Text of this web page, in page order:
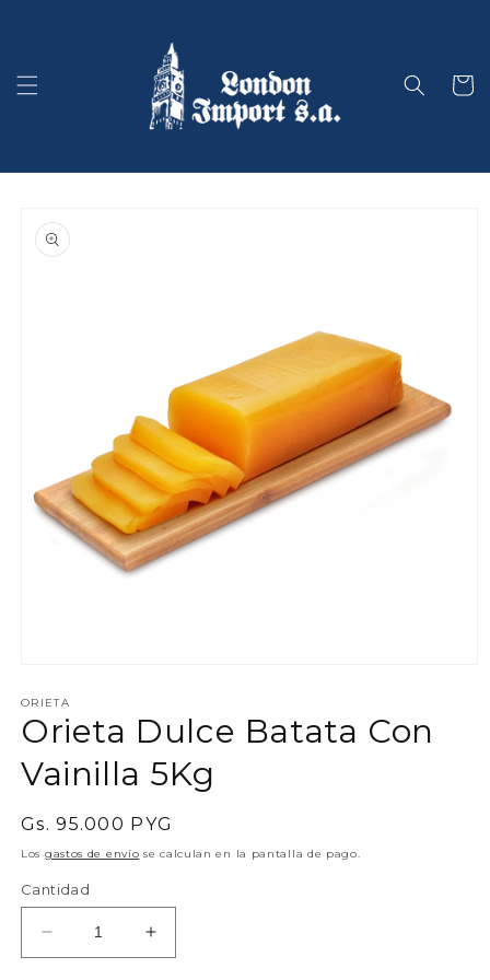
Carrito
información
multimedia
1
en
ventana
modal
ORIETA
Orieta Dulce Batata Con
Vainilla 5Kg
Precio
habitual
Gs. 95.000 PYG
Los gastos de envío se calculan en la pantalla de pago.
Cantidad
Reducir
cantidad
Aumentar
cantidad